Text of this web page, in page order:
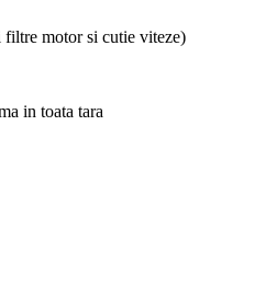
motor si cutie viteze)
in toata tara